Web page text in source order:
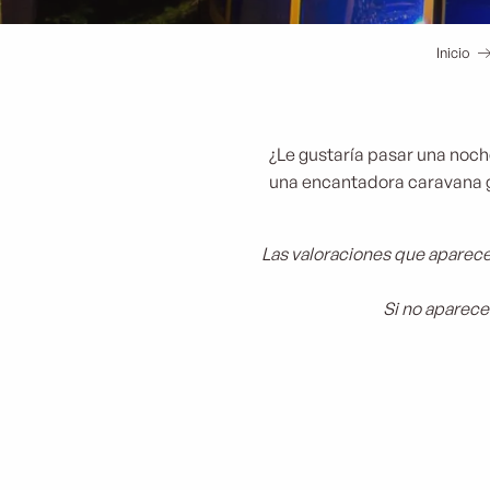
Inicio
¿Le gustaría pasar una
una encantadora
Las valoraciones que
Si no